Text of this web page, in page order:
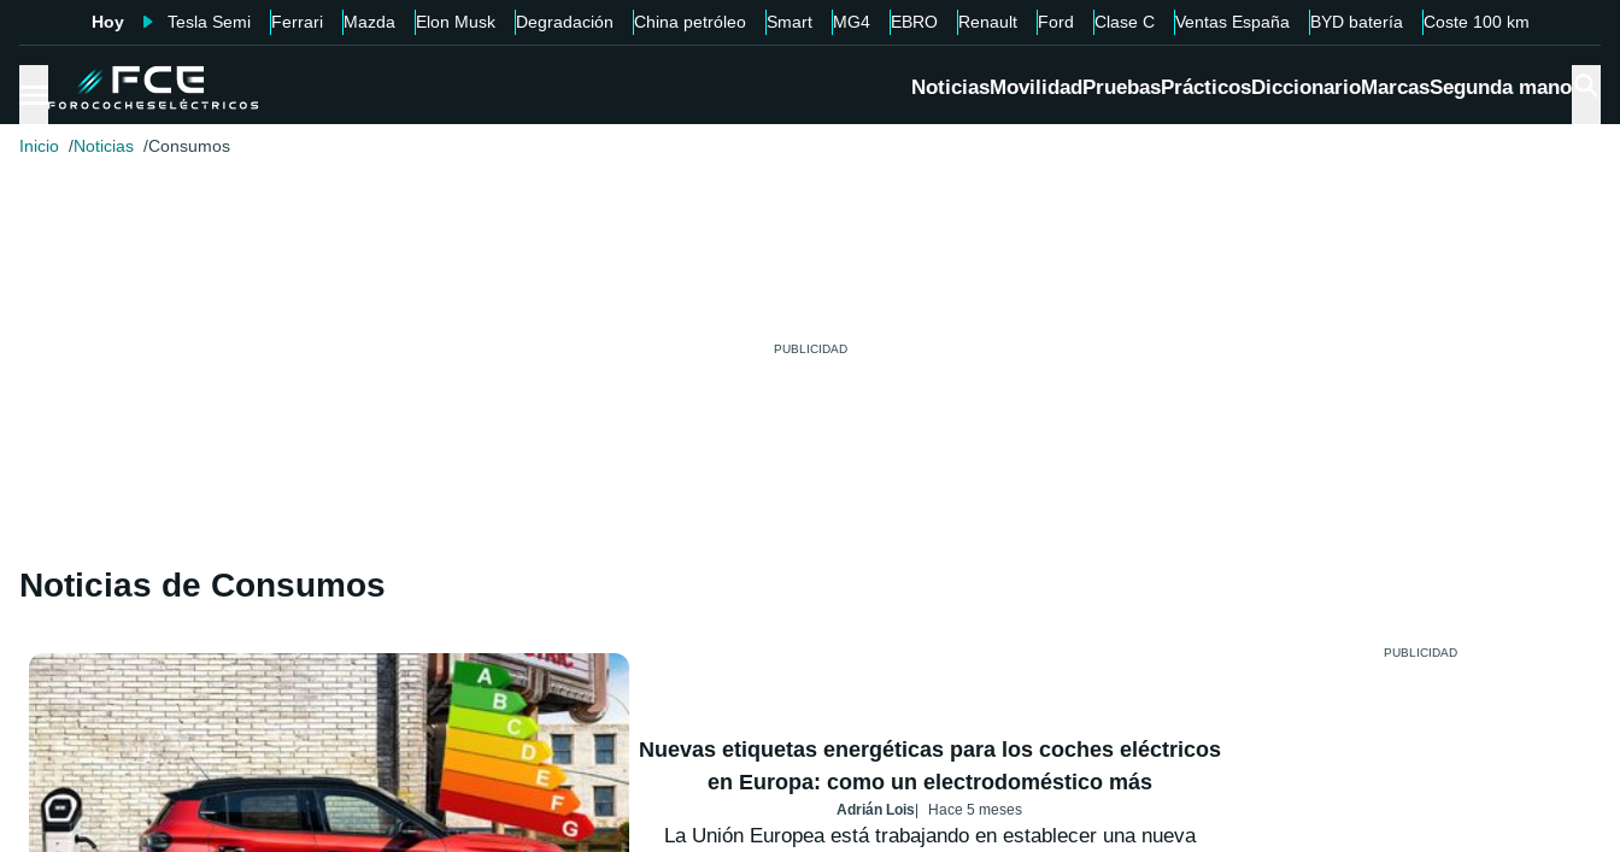
Hoy Tesla Semi Ferrari Mazda Elon Musk Degradación China petróleo Smart MG4 EBRO Renault Ford Clase C Ventas España BYD batería Coste 100 km
NoticiasMovilidadPruebasPrácticosDiccionarioMarcasSegunda mano
Inicio Noticias Consumos
Noticias de Consumos
Nuevas etiquetas energéticas para los coches eléctricos
en Europa: como un electrodoméstico más
Adrián Lois Hace 5 meses
La Unión Europea está trabajando en establecer una nueva